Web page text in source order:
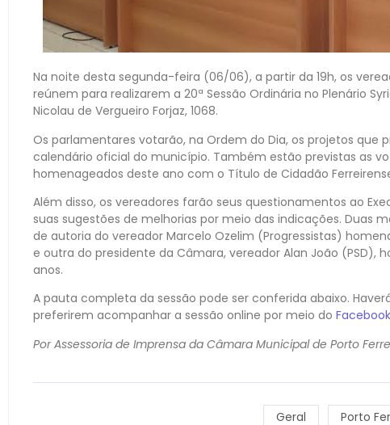
Na noite desta segunda-feira (06/06), a partir da 19h, os
reúnem para realizarem a 20ª Sessão Ordinária no Plenário
Nicolau de Vergueiro Forjaz, 1068.
Os parlamentares votarão, na Ordem do Dia, os projetos que
calendário oficial do município. Também estão previstas as
homenageados deste ano com o Título de Cidadão
Além disso, os vereadores farão seus questionamentos ao
suas sugestões de melhorias por meio das indicações. Duas
de autoria do vereador Marcelo Ozelim (Progressistas)
e outra do presidente da Câmara, vereador Alan João (PSD),
anos.
A pauta completa da sessão pode ser conferida abaixo.
preferirem acompanhar a sessão online por meio do Facebook
Por Assessoria de Imprensa da Câmara Municipal de Porto
Geral Porto